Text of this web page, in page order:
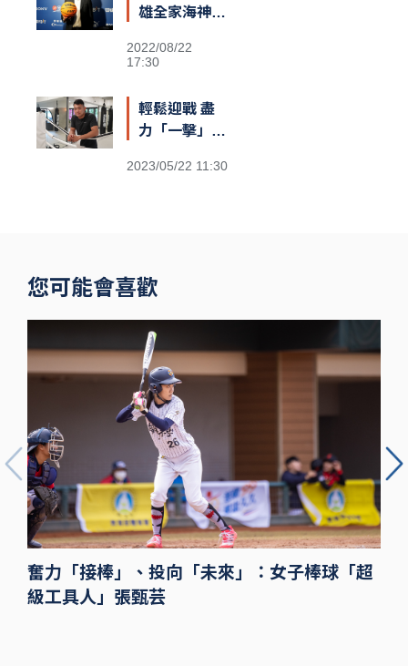
雄全家海神執
2022/08/22
17:30
輕鬆迎戰 盡
力「一擊」：
泰拳世界冠軍
2023/05/22 11:30
您可能會喜歡
奮力「接棒」、投向「未來」：女子棒球「超
級工具人」張甄芸